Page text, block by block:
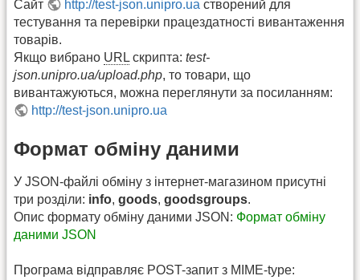
Сайт http://test-json.unipro.ua створений для
тестування та перевірки працездатності вивантаження
товарів.
Якщо вибрано URLскрипта: test-
json.unipro.ua/upload.php, то товари, що
вивантажуються, можна переглянути за посиланням:
http://test-json.unipro.ua
Формат обміну даними
У JSON-файлі обміну з інтернет-магазином присутні
три розділи: info, goods, goodsgroups.
Опис формату обміну даними JSON: Формат обміну
даними JSON
Програма відправляє POST-запит з MIME-type: